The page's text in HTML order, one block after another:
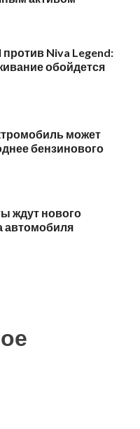
против Niva Legend:
обойдется
может
бензинового
ждут нового
автомобиля